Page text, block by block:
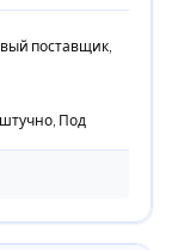
поставщик,
Под